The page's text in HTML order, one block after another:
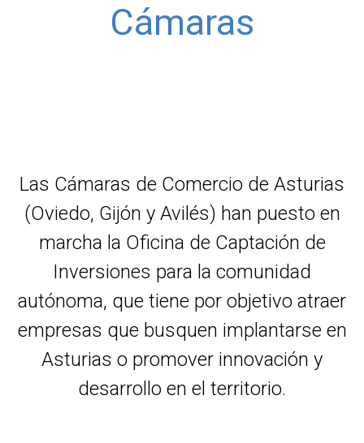
Cámaras
Las Cámaras de Comercio de Asturias
(Oviedo, Gijón y Avilés) han puesto en
marcha la Oficina de Captación de
Inversiones para la comunidad
autónoma, que tiene por objetivo atraer
empresas que busquen implantarse en
Asturias o promover innovación y
desarrollo en el territorio.